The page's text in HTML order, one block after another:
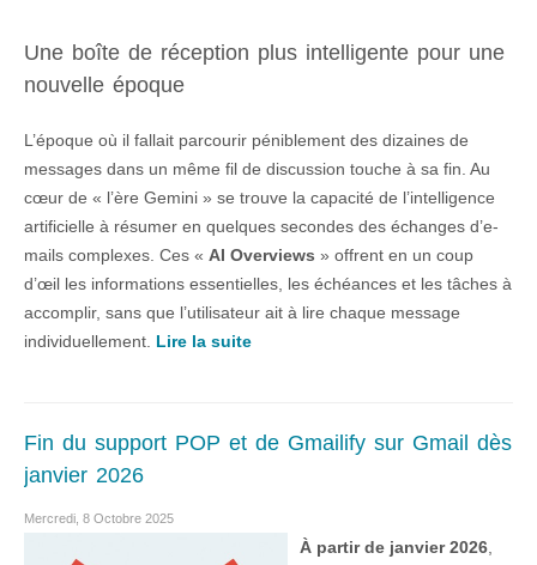
Une boîte de réception plus intelligente pour une
nouvelle époque
L’époque où il fallait parcourir péniblement des dizaines de
messages dans un même fil de discussion touche à sa fin. Au
cœur de « l’ère Gemini » se trouve la capacité de l’intelligence
artificielle à résumer en quelques secondes des échanges d’e-
mails complexes. Ces « AI Overviews » offrent en un coup
d’œil les informations essentielles, les échéances et les tâches à
accomplir, sans que l’utilisateur ait à lire chaque message
individuellement. Lire la suite
Fin du support POP et de Gmailify sur Gmail dès
janvier 2026
Mercredi, 8 Octobre 2025
À partir de janvier 2026